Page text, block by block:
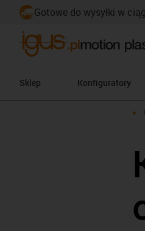
Gotowe do wysyłki w
Sklep Konfiguratory